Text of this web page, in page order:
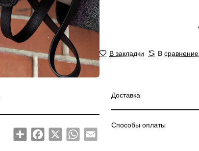
ShareFacebook
X WhatsAppEmail
В закладки В сравнение
Доставка
Способы оплаты